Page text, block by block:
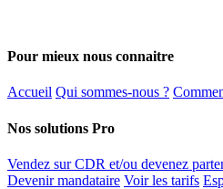
Pour mieux nous connaitre
Accueil Qui sommes-nous ?
Nos solutions Pro
Vendez sur CDR et/ou devenez
Devenir mandataire Voir les tarifs